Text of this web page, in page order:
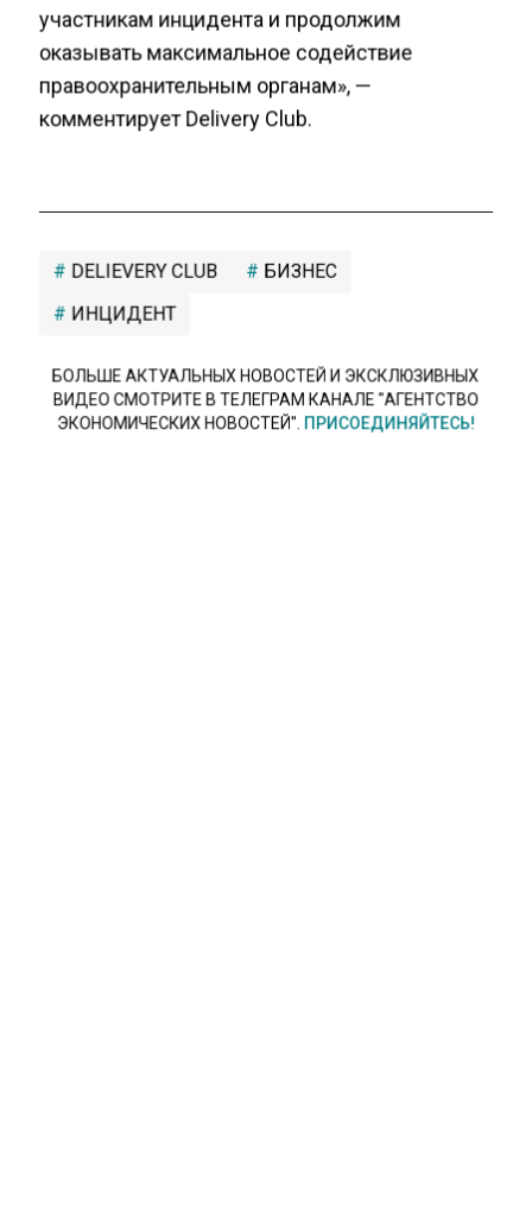
участникам инцидента и продолжим
оказывать максимальное содействие
правоохранительным органам», —
комментирует Delivery Club.
DELIEVERY CLUB
БИЗНЕС
ИНЦИДЕНТ
БОЛЬШЕ АКТУАЛЬНЫХ НОВОСТЕЙ И ЭКСКЛЮЗИВНЫХ
ВИДЕО СМОТРИТЕ В ТЕЛЕГРАМ КАНАЛЕ "АГЕНТСТВО
ЭКОНОМИЧЕСКИХ НОВОСТЕЙ". ПРИСОЕДИНЯЙТЕСЬ!